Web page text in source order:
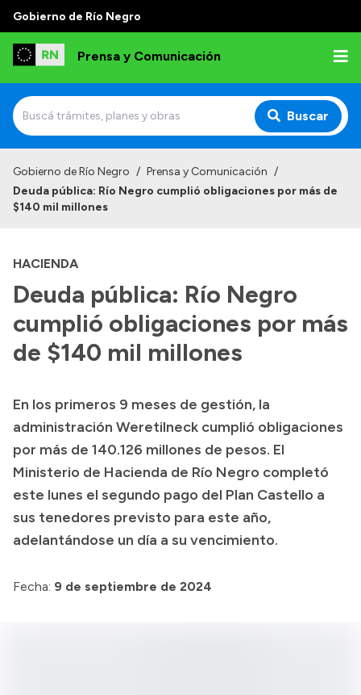
Gobierno de Río Negro
Prensa y Comunicación
Buscar
Institucional
Referentes de prensa
Archivo de noticias
Transparencia
Boletín Oficial
Compras y licitaciones
Consulta de expedientes
Consulta de pago a proveedores
Convocatorias
Intranet
Gobierno de Río Negro / Prensa y Comunicación /
Deuda pública: Río Negro cumplió obligaciones por más de
$140 mil millones
HACIENDA
Deuda pública: Río Negro
cumplió obligaciones por más
de $140 mil millones
En los primeros 9 meses de gestión, la
administración Weretilneck cumplió obligaciones
por más de 140.126 millones de pesos. El
Ministerio de Hacienda de Río Negro completó
este lunes el segundo pago del Plan Castello a
sus tenedores previsto para este año,
adelantándose un día a su vencimiento.
Fecha: 9 de septiembre de 2024